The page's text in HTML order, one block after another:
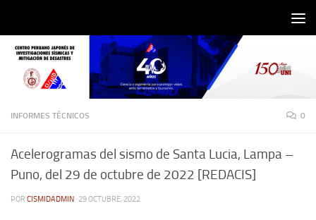
INFORMES TÉCNICOS 0
Acelerogramas del sismo de Santa Lucia, Lampa –
Puno, del 29 de octubre de 2022 [REDACIS]
POR CISMIDADMIN · 29 OCTUBRE, 2022